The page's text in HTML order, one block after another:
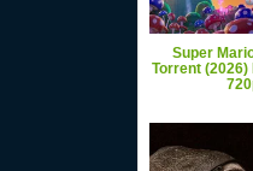
Super
Torrent (2026)